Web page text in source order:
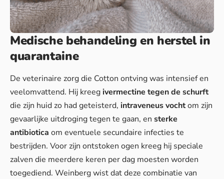
Medische behandeling en herstel in
quarantaine
De veterinaire zorg die Cotton ontving was intensief en
veelomvattend. Hij kreeg ivermectine tegen de schurft
die zijn huid zo had geteisterd, intraveneus vochtom zijn
gevaarlijke uitdroging tegen te gaan, en sterke
antibiotica om eventuele secundaire infecties te
bestrijden. Voor zijn ontstoken ogen kreeg hij speciale
zalven die meerdere keren per dag moesten worden
toegediend. Weinberg wist dat deze combinatie van